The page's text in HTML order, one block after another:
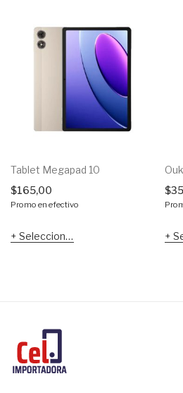
Tablet Megapad 10
$165,00
Promo en efectivo
Seleccionar opciones
$